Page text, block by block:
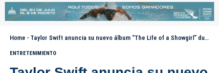
Home - Taylor Swift anuncia su nuevo álbum “The Life of a Showgirl” durante la lluvia de meteoros Perseidas
ENTRETENIMIENTO